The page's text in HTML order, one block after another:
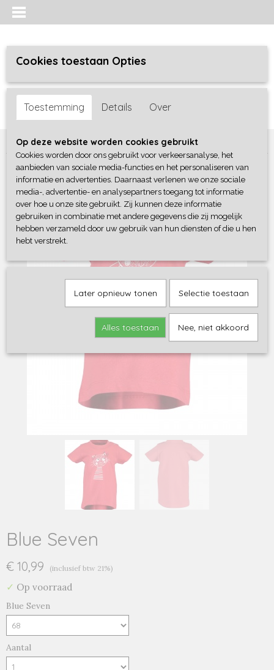
Inloggen Registreren
Home >Meisjes baby>shirts / tunieken>Blue Seven
Blue Seven
€ 10,99 (inclusief btw 21%)
✓ Op voorraad
Blue Seven
Aantal
Cookies toestaan Opties
Toestemming Details Over
Op deze website worden cookies gebruikt
Cookies worden door ons gebruikt voor verkeersanalyse, het
aanbieden van sociale media-functies en het personaliseren van
informatie en advertenties. Daarnaast verlenen we onze sociale
media-, advertentie- en analysepartners toegang tot informatie
over hoe u onze site gebruikt. Zij kunnen deze informatie
gebruiken in combinatie met andere gegevens die zij mogelijk
hebben verzameld door uw gebruik van hun diensten of die u hen
hebt verstrekt.
Later opnieuw tonen Selectie toestaan
Alles toestaan Nee, niet akkoord